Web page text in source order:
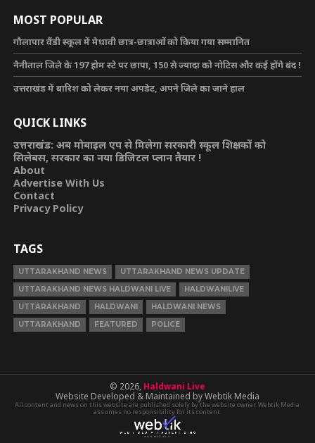
MOST POPULAR
गौलापार वैंडी स्कूल में मेधावी छात्र-छात्राओं को किया गया सम्मानित
नैनीताल जिले के 197 होम स्टे पर छापा, 150 से ज्यादा को नोटिस और कई होंगे बंद !
उत्तराखंड में बारिश को लेकर नया अपडेट, अपने जिले का जाने हाल
QUICK LINKS
उत्तराखंड: अब मोबाइल एप से मिलेगा सरकारी स्कूल शिक्षकों को
सिलेबस, सरकार का नया डिजिटल प्लान तैयार !
About
Advertise With Us
Contact
Privacy Policy
TAGS
UTTARAKHAND NEWS
UTTARAKHAND NEWS UPDATE
UTTARAKHAND NEWS HALDWANI LIVE
HALDWANILIVE
UTTARAKHAND
HALDWANI
HALDWANI NEWS
UTTARAKHAND
FEATURED POLICE
© 2026, Haldwani Live
Website Developed & Maintained by Webtik Media
All content and news on this website are published solely by the website owner. Webtik Media
assumes no responsibility for its content.